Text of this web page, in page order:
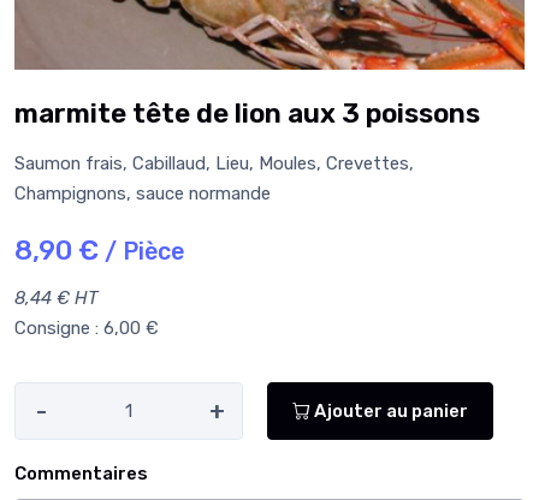
marmite tête de lion aux 3 poissons
Saumon frais, Cabillaud, Lieu, Moules, Crevettes,
Champignons, sauce normande
8,90 € / Pièce
8,44 € HT
Consigne : 6,00 €
- + Ajouter au panier
Commentaires